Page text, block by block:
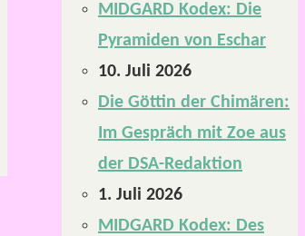
MIDGARD Kodex: Die
Pyramiden von Eschar
10. Juli 2026
Die Göttin der Chimären:
Im Gespräch mit Zoe aus
der DSA-Redaktion
1. Juli 2026
MIDGARD Kodex: Des